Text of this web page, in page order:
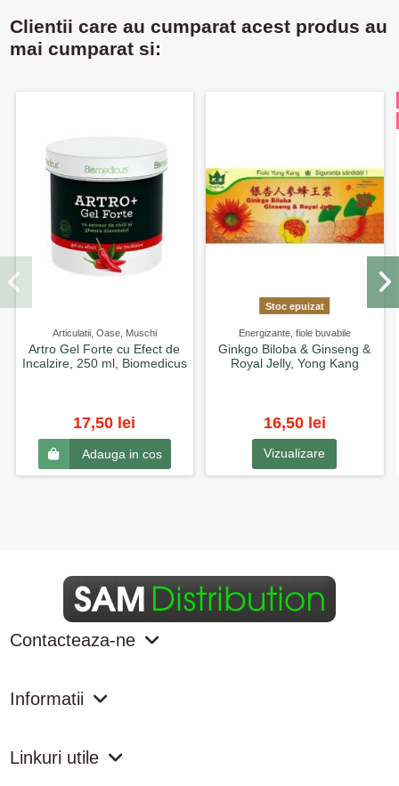
Clientii care au cumparat acest produs au
mai cumparat si:
Articulatii, Oase, Muschi
Artro Gel Forte cu Efect de
Incalzire, 250 ml, Biomedicus
17,50 lei
Adauga in cos
Stoc epuizat
Energizante, fiole buvabile
Ginkgo Biloba & Ginseng &
Royal Jelly, Yong Kang
16,50 lei
Vizualizare
Contacteaza-ne
Informatii
Linkuri utile